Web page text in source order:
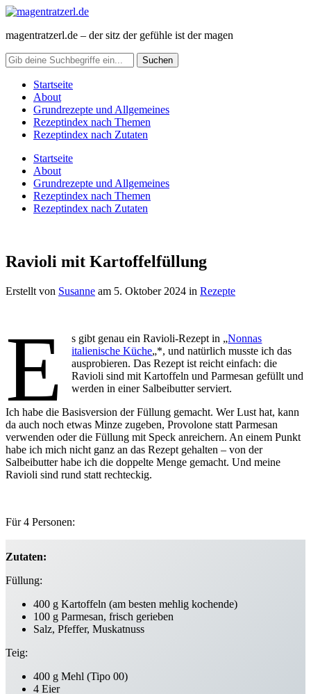
magentratzerl.de – der sitz der gefühle ist der magen
Startseite
About
Grundrezepte und Allgemeines
Rezeptindex nach Themen
Rezeptindex nach Zutaten
Startseite
About
Grundrezepte und Allgemeines
Rezeptindex nach Themen
Rezeptindex nach Zutaten
Ravioli mit Kartoffelfüllung
Erstellt von Susanne am 5. Oktober 2024 in Rezepte
E s gibt genau ein Ravioli-Rezept in „Nonnas
italienische Küche„*, und natürlich musste ich das
ausprobieren. Das Rezept ist reicht einfach: die
Ravioli sind mit Kartoffeln und Parmesan gefüllt und
werden in einer Salbeibutter serviert.
Ich habe die Basisversion der Füllung gemacht. Wer Lust hat, kann
da auch noch etwas Minze zugeben, Provolone statt Parmesan
verwenden oder die Füllung mit Speck anreichern. An einem Punkt
habe ich mich nicht ganz an das Rezept gehalten – von der
Salbeibutter habe ich die doppelte Menge gemacht. Und meine
Ravioli sind rund statt rechteckig.
Für 4 Personen:
Zutaten:
Füllung:
400 g Kartoffeln (am besten mehlig kochende)
100 g Parmesan, frisch gerieben
Salz, Pfeffer, Muskatnuss
Teig:
400 g Mehl (Tipo 00)
4 Eier